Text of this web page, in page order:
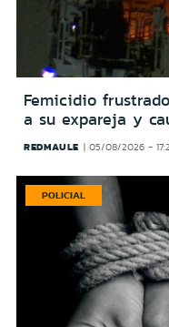
Femicidio
a su expareja y
REDMAULE 05/08/2026 -
POLICIAL